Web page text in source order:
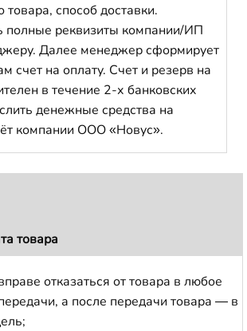
товара, способ доставки.
полные реквизиты компании/ИП
Далее менеджер сформирует
счет на оплату. Счет и резерв на
в течение 2-х банковских
денежные средства на
компании ООО «Новус».
товара
отказаться от товара в любое
а после передачи товара — в